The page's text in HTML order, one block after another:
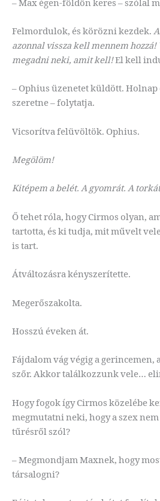
Felmordulok, és körözni kezdek.
azonnal vissza kell mennem
megadni neki, amit kell!El kell
– Ophius üzenetet küldött.
szeretne – folytatja.
Vicsorítva felüvöltök. Ophius.
Megölöm!
Kitépem a belét. A gyomrát. A
Ő tehet róla, hogy Cirmos olyan,
tartotta, és ki tudja, mit művelt
is tart.
Átváltozásra kényszerítette.
Megerőszakolta.
Hosszú éveken át.
Fájdalom vág végig a gerincemen,
szőr. Akkor találkozzunk vele…
Hogy fogok így Cirmos közelébe
megmutatni neki, hogy a szex
tűrésről szól?
– Megmondjam Maxnek, hogy
társalogni?